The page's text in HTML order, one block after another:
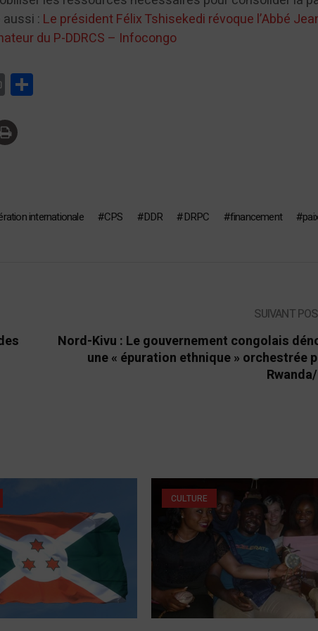
: Le président Félix Tshisekedi révoque l’Abbé
du P-DDRCS – Infocongo
Print
internationale CPS DDR DRPC financement
paix
SUIVANT
Nord-Kivu : Le gouvernement congolais
une « épuration ethnique » orchestrée
CULTURE